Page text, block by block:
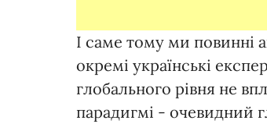
І саме тому ми повинні
окремі українські
глобального рівня не
парадигмі - очевидний